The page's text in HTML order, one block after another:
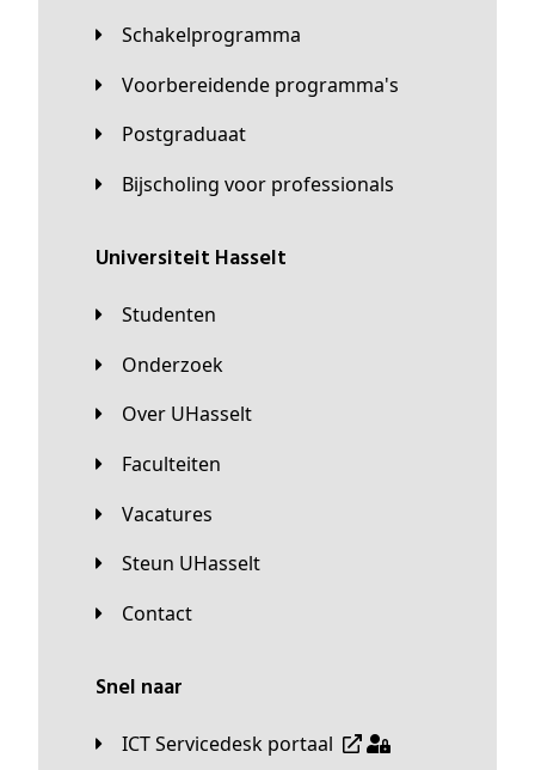
Schakelprogramma
Voorbereidende programma's
Postgraduaat
Bijscholing voor professionals
universiteit Hasselt
Studenten
Onderzoek
Over UHasselt
Faculteiten
Vacatures
Steun UHasselt
Contact
Snel naar
ICT Servicedesk portaal